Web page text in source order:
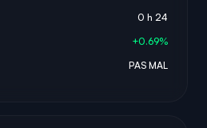
0 h 24
+0.69%
PAS MAL